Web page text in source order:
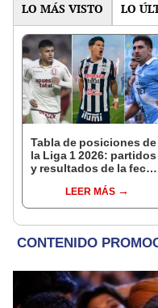
LO MÁS VISTO LO
Tabla de posiciones de
la Liga 1 2026: partidos
y resultados de la fecha
LEER MÁS